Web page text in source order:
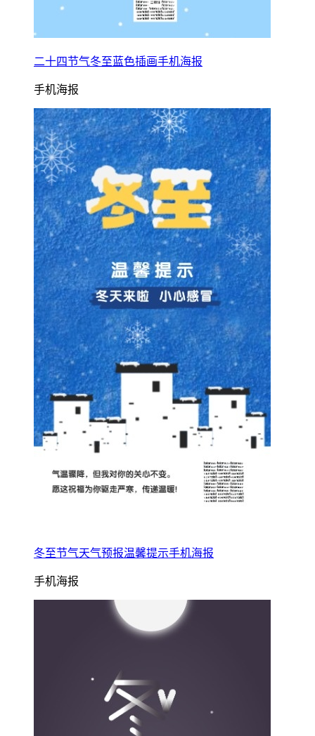
二十四节气冬至蓝色插画手机海报
手机海报
冬至节气天气预报温馨提示手机海报
手机海报